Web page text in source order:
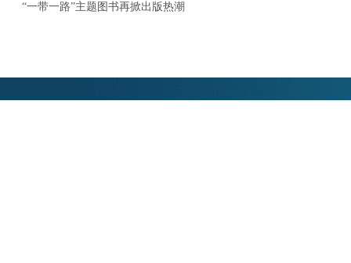
“一带一路”主题图书再掀出版热潮